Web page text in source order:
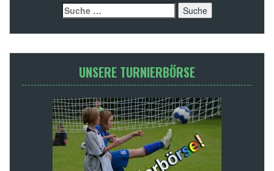
Suche
nach:
UNSERE TURNIERBÖRSE